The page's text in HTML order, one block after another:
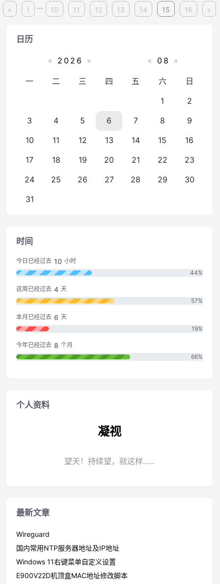
« 1 ... 10 11 12 13 14 15 16 »
日历
« 2026 » « 08 »
一 二 三 四 五 六
日
1
2
3
4 5 6 7 8
9
10
11 12 13 14 15
16
17
18 19 20 21 22
23
24
25 26 27 28 29
30
31
时间
今日已经过去 10 小时
44%
这周已经过去 4 天
57%
本月已经过去 6 天
19%
今年已经过去 8 个月
66%
个人资料
凝视
望天！持续望，就这样......
最新文章
Wireguard
国内常用NTP服务器地址及IP地址
Windows 11右键菜单自定义设置
E900V22D机顶盒MAC地址修改脚本